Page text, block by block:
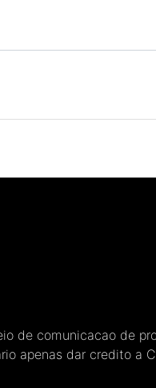
de comunicacao de
apenas dar credito a